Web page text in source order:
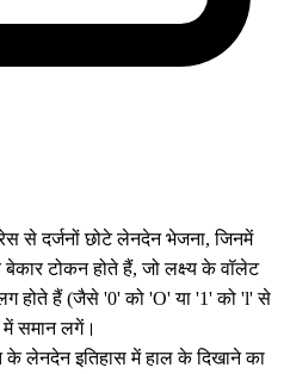
से दर्जनों छोटे लेनदेन भेजना, जिनमें
टोकन होते हैं, जो लक्ष्य के वॉलेट
होते हैं (जैसे '0' को 'O' या '1' को 'l' से
में समान लगें।
के लेनदेन इतिहास में हाल के दिखाने का